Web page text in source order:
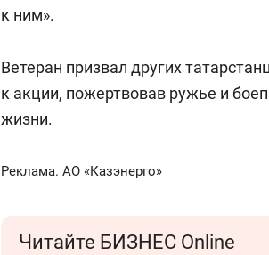
к ним».
Ветеран призвал других
к акции, пожертвовав ружье и
жизни.
Реклама. АО «Казэнерго»
Читайте БИЗНЕС Online